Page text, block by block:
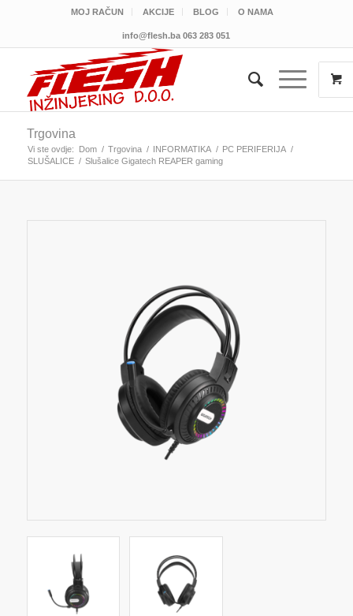
MOJ RAČUN AKCIJE BLOG O NAMA
info@flesh.ba 063 283 051
Trgovina
Vi ste ovdje: Dom / Trgovina / INFORMATIKA / PC PERIFERIJA /
SLUŠALICE / Slušalice Gigatech REAPER gaming